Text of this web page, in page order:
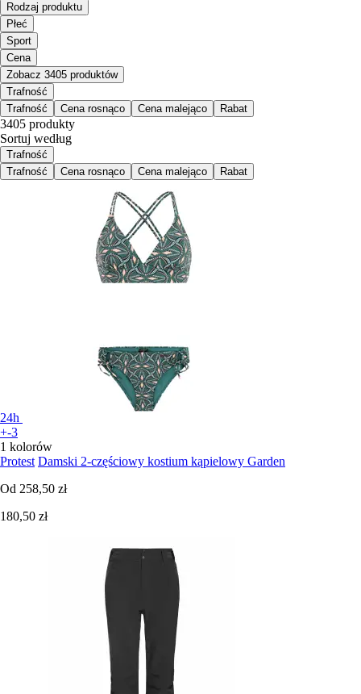
Rodzaj produktu
Płeć
Sport
Cena
Zobacz 3405 produktów
Trafność
Trafność
Cena rosnąco Cena malejąco Rabat
3405 produkty
Sortuj według
Trafność
Trafność
Cena rosnąco Cena malejąco Rabat
24h
+-3
1 kolorów
Protest Damski 2-częściowy kostium kąpielowy Garden
Od 258,50 zł
180,50 zł